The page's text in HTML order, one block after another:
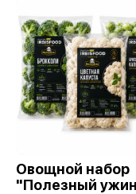
Овощной набор
"Полезный